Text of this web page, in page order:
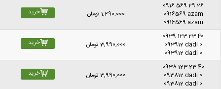
0916 569 29 26
0916569 azam
0916569 azam
1,290,000تومان خرید
0939 123 23 40
093912 dadi 0
093912 dadi 0
3,990,000تومان خرید
0938 123 23 40
093812 dadi 0
093812 dadi 0
3,990,000تومان خرید